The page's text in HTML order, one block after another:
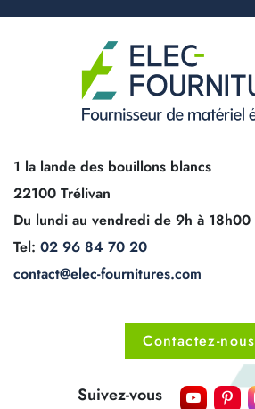
1 la lande des bouillons blancs
22100 Trélivan
Du lundi au vendredi de 9h à 18h00
Tel: 02 96 84 70 20
contact@elec-fournitures.com
Contactez-nous
Suivez-vous